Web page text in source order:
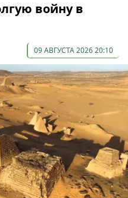
войну в
09 АВГУСТА 2026 20:10